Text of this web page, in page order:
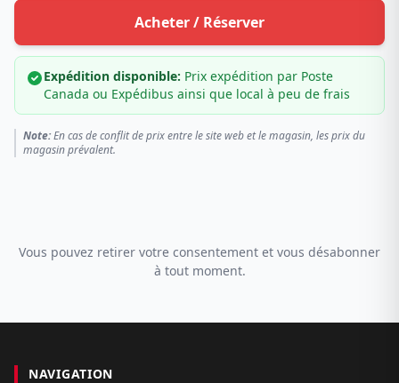
Acheter / Réserver
Expédition disponible: Prix expédition par Poste
Canada ou Expédibus ainsi que local à peu de frais
Note:En cas de conflit de prix entre le site web et le magasin, les prix du
magasin prévalent.
Vous pouvez retirer votre consentement et vous désabonner
à tout moment.
NAVIGATION